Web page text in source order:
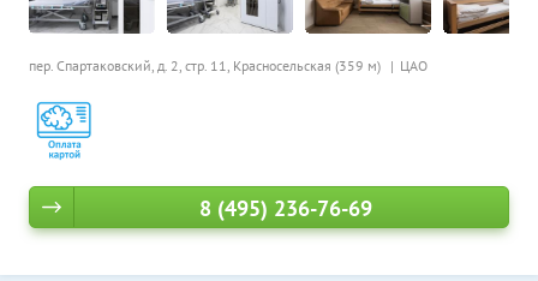
пер. Спартаковский, д. 2, стр. 11, Красносельская (359 м) ЦАО
8 (495) 236-76-69